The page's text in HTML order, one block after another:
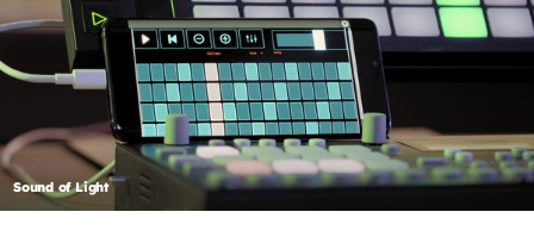
Sound of Light